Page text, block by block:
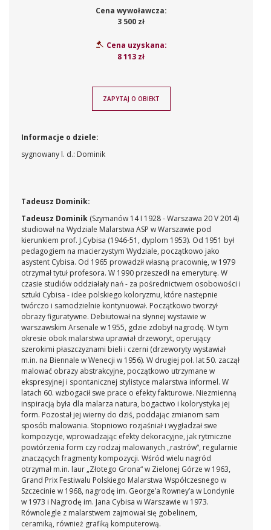
Cena wywoławcza:
3 500 zł
Cena uzyskana:
8 113 zł
ZAPYTAJ O OBIEKT
Informacje o dziele:
sygnowany l. d.: Dominik
Tadeusz Dominik:
Tadeusz Dominik (Szymanów 14 I 1928 - Warszawa 20 V 2014)
studiował na Wydziale Malarstwa ASP w Warszawie pod
kierunkiem prof. J.Cybisa (1946-51, dyplom 1953). Od 1951 był
pedagogiem na macierzystym Wydziale, początkowo jako
asystent Cybisa. Od 1965 prowadził własną pracownię, w 1979
otrzymał tytuł profesora. W 1990 przeszedł na emeryturę. W
czasie studiów oddziałały nań - za pośrednictwem osobowości i
sztuki Cybisa - idee polskiego koloryzmu, które następnie
twórczo i samodzielnie kontynuował. Początkowo tworzył
obrazy figuratywne. Debiutował na słynnej wystawie w
warszawskim Arsenale w 1955, gdzie zdobył nagrodę. W tym
okresie obok malarstwa uprawiał drzeworyt, operujący
szerokimi płaszczyznami bieli i czerni (drzeworyty wystawiał
m.in. na Biennale w Wenecji w 1956). W drugiej poł. lat 50. zaczął
malować obrazy abstrakcyjne, początkowo utrzymane w
ekspresyjnej i spontanicznej stylistyce malarstwa informel. W
latach 60. wzbogacił swe prace o efekty fakturowe. Niezmienną
inspiracją była dla malarza natura, bogactwo i kolorystyka jej
form. Pozostał jej wierny do dziś, poddając zmianom sam
sposób malowania. Stopniowo rozjaśniał i wygładzał swe
kompozycje, wprowadzając efekty dekoracyjne, jak rytmiczne
powtórzenia form czy rodzaj malowanych „rastrów“, regularnie
znaczących fragmenty kompozycji. Wśród wielu nagród
otrzymał m.in. laur „Złotego Grona“ w Zielonej Górze w 1963,
Grand Prix Festiwalu Polskiego Malarstwa Współczesnego w
Szczecinie w 1968, nagrodę im. George’a Rowney’a w Londynie
w 1973 i Nagrodę im. Jana Cybisa w Warszawie w 1973.
Równolegle z malarstwem zajmował się gobelinem,
ceramiką, również grafiką komputerową.